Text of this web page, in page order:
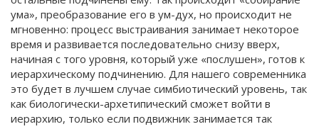
ума», преобразование его в ум-дух, но происходит не
мгновенно: процесс выстраивания занимает некоторое
время и развивается последовательно снизу вверх,
начиная с того уровня, который уже «послушен», готов к
иерархическому подчинению. Для нашего современника
это будет в лучшем случае симбиотический уровень, так
как биологически-архетипический сможет войти в
иерархию, только если подвижник занимается так